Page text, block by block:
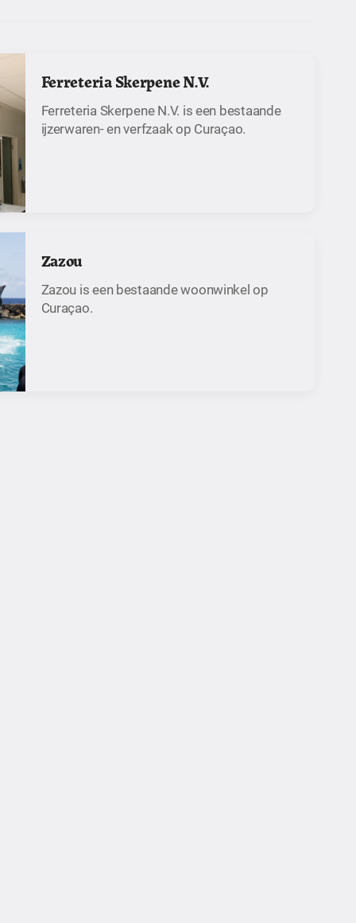
Ferreteria Skerpene N.V.
Ferreteria Skerpene N.V. is een bestaande
ijzerwaren- en verfzaak op Curaçao.
Zazou
Zazou is een bestaande woonwinkel op
Curaçao.